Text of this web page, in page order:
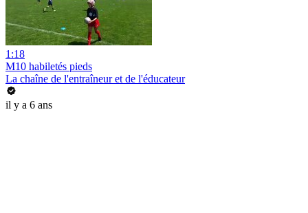
1:18
M10 habiletés pieds
La chaîne de l'entraîneur et de l'éducateur
il y a 6 ans